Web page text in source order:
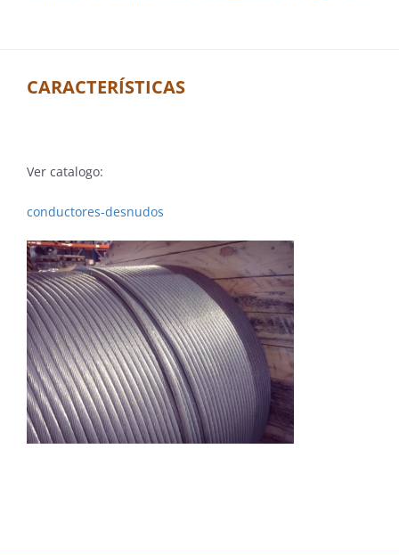
CARACTERÍSTICAS
Ver catalogo:
conductores-desnudos